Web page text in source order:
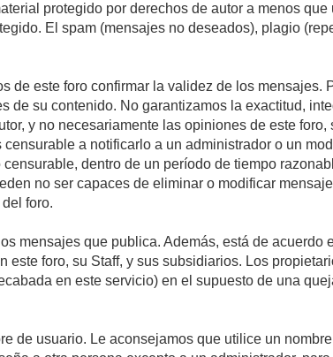
protegido por derechos de autor a menos
El spam (mensajes no deseados), plagio
de este foro confirmar la validez de los mensajes.
de su contenido. No garantizamos la exactitud,
y no necesariamente las opiniones de este
a notificarlo a un administrador o un
dentro de un período de tiempo
no ser capaces de eliminar o modificar
foro.
mensajes que publica. Además, está de
foro, su Staff, y sus subsidiarios. Los
en este servicio) en el supuesto de una
de usuario. Le aconsejamos que utilice un